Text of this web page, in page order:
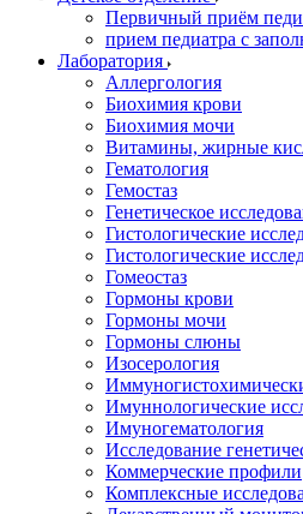
Первичный приём
прием педиатра с
Лаборатория
Аллергология
Биохимия крови
Биохимия мочи
Витамины, жирные
Гематология
Гемостаз
Генетическое
Гистологические
Гистологические
Гомеостаз
Гормоны крови
Гормоны мочи
Гормоны слюны
Изосерология
Имуннологические
Имуногематология
Исследование
Коммерческие профили
Комплексные